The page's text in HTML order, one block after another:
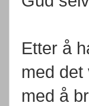
Etter å
med
med å